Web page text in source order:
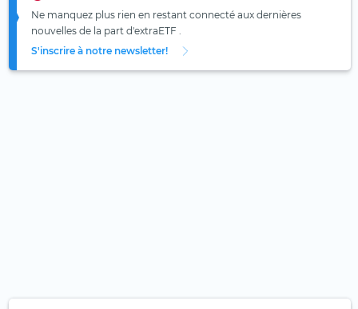
Ne manquez plus rien en restant connecté aux dernières
nouvelles de la part d'extraETF .
S'inscrire à notre newsletter!